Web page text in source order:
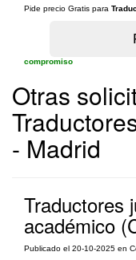
Pide precio Gratis para
compromiso
Otras
- Madrid
Traductores
académico
Publicado el 20-10-2025 en